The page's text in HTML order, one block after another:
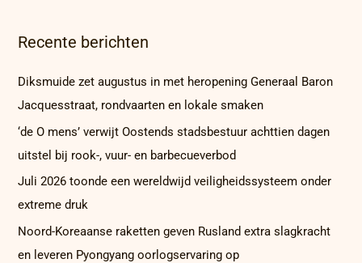
Recente berichten
Diksmuide zet augustus in met heropening Generaal Baron
Jacquesstraat, rondvaarten en lokale smaken
‘de O mens’ verwijt Oostends stadsbestuur achttien dagen
uitstel bij rook-, vuur- en barbecueverbod
Juli 2026 toonde een wereldwijd veiligheidssysteem onder
extreme druk
Noord-Koreaanse raketten geven Rusland extra slagkracht
en leveren Pyongyang oorlogservaring op